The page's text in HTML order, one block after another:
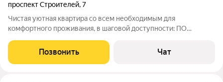
проспект Строителей,7
Чистая уютная квартира со всем необходимым для
комфортного проживания, в шаговой доступности: ПО
ЛЕДОВЫЙ ДВОРЕЦ(на ул. 25ое сентября), ФЕДЕРАЛЬНЫЙ
ЦЕНТР ТРАВМАТОЛОГИИ и ОРТОПЕДИИ ,рестораны
Позвонить Чат